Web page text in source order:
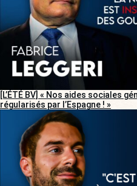
[L’ÉTÉ BV] « Nos aides sociales
régularisés par l’Espagne ! »